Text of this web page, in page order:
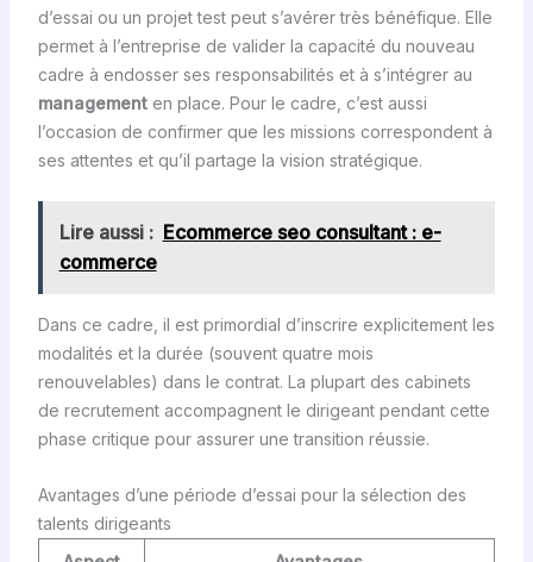
d’essai ou un projet test peut s’avérer très bénéfique. Elle
permet à l’entreprise de valider la capacité du nouveau
cadre à endosser ses responsabilités et à s’intégrer au
managementen place. Pour le cadre, c’est aussi
l’occasion de confirmer que les missions correspondent à
ses attentes et qu’il partage la vision stratégique.
Lire aussi : Ecommerce seo consultant : e-
commerce
Dans ce cadre, il est primordial d’inscrire explicitement les
modalités et la durée (souvent quatre mois
renouvelables) dans le contrat. La plupart des cabinets
de recrutement accompagnent le dirigeant pendant cette
phase critique pour assurer une transition réussie.
Avantages d’une période d’essai pour la sélection des
talents dirigeants